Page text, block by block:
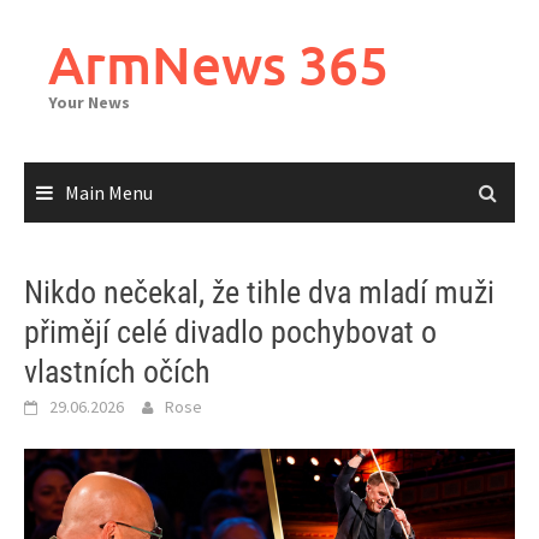
contentArmNews 365
Your News
Main Menu
Nikdo nečekal, že tihle dva mladí muži
přimějí celé divadlo pochybovat o
vlastních očích
29.06.2026 Rose